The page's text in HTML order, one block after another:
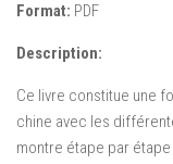
faire
Format: PDF
Description:
Ce livre constitue une
chine avec les
montre étape par